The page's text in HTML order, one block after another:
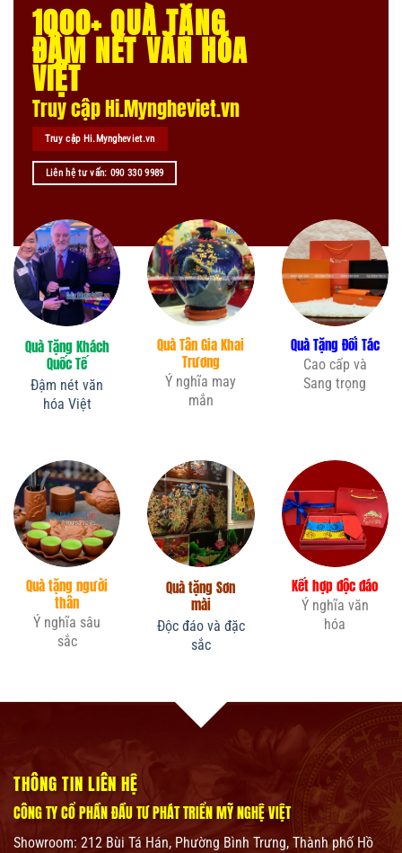
1000+ QUÀ TẶNG
ĐẬM NÉT VĂN HÓA
VIỆT
Truy cập Hi.Myngheviet.vn
Truy cập Hi.Myngheviet.vn
Liên hệ tư vấn: 090 330 9989
Quà Tặng Khách
Quốc Tế
Đậm nét văn
hóa Việt
Quà Tân Gia Khai
Trương
Ý nghĩa may
mắn
Quà Tặng Đối Tác
Cao cấp và
Sang trọng
Quà tặng người
thân
Ý nghĩa sâu
sắc
Quà tặng Sơn
mài
Độc đáo và đặc
sắc
Kết hợp độc đáo
Ý nghĩa văn
hóa
THÔNG TIN LIÊN HỆ
CÔNG TY CỔ PHẦN ĐẦU TƯ PHÁT TRIỂN MỸ NGHỆ VIỆT
Showroom: 212 Bùi Tá Hán, Phường Bình Trưng, Thành phố Hồ